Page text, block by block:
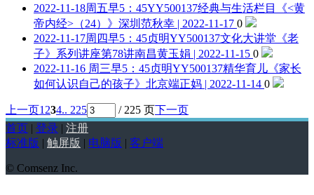
2022-11-18周五早5：45YY500137经典与生活栏目《<黄
帝内经>（24）》 深圳范秋幸 | 2022-11-17 0
2022-11-17周四早5：45贞明YY500137文化大讲堂《老
子》系列讲座第78讲南昌黄玉娟 | 2022-11-15 0
2022-11-16 周三早5：45贞明YY500137精华育儿《家长
如何认识自己的孩子》 北京端正妈 | 2022-11-14 0
上一页1 234.. 225 / 225 页下一页
首页 | 登录 | 注册
标准版 | 触屏版 | 电脑版 | 客户端
© Comsenz Inc.